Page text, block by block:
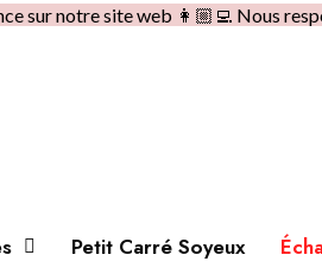
sur notre site web 👩🏼‍💻 Nous
Petit Carré Soyeux